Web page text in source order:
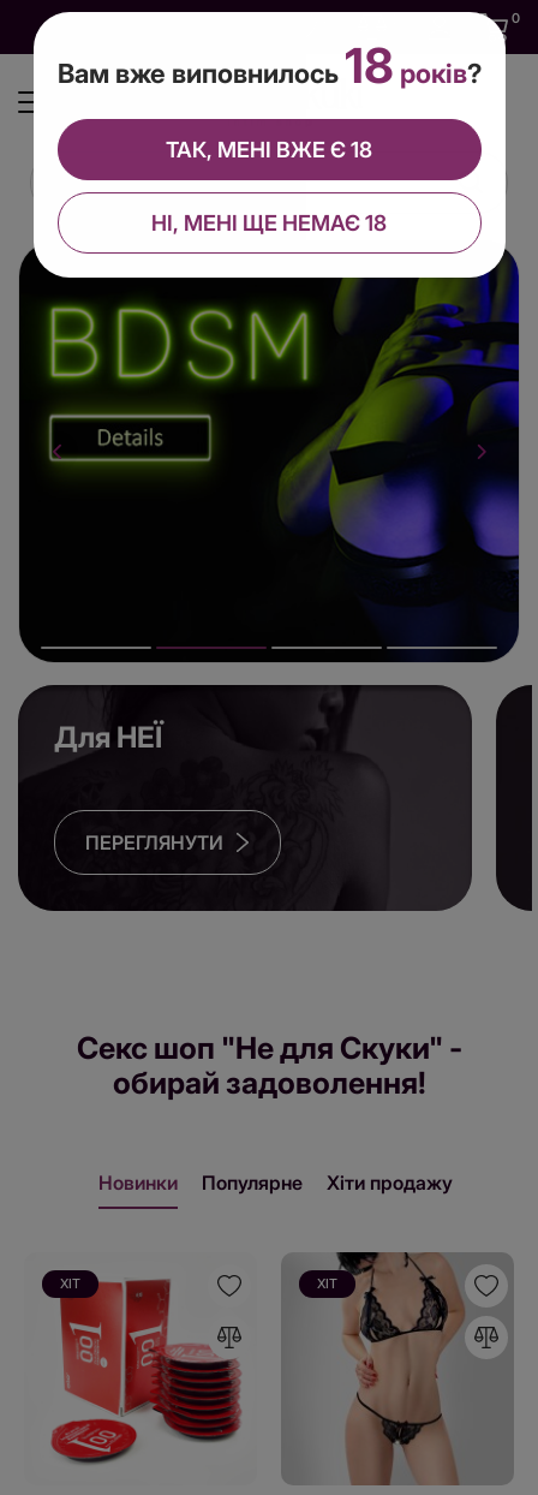
0
Для НЕЇ
ПЕРЕГЛЯНУТИ
Секс шоп "Не для Скуки" -
обирай задоволення!
Новинки Популярне Хіти продажу
ХІТ ХІТ
Вам вже виповнилось 18 років?
НІ, МЕНІ ЩЕ НЕМАЄ 18
ТАК, МЕНІ ВЖЕ Є 18